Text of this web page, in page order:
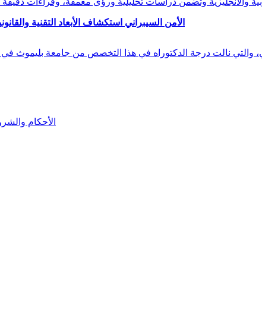
الأمن السيبراني استكشاف الأبعاد التقنية
نالت درجة الدكتوراه في هذا التخصص من جامعة بليموث في
الأحكام